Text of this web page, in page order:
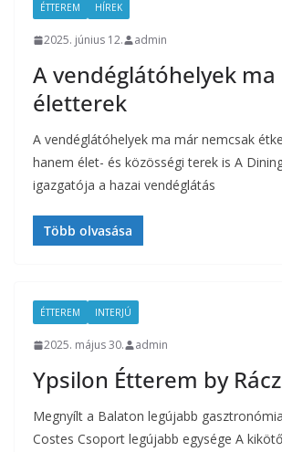
ÉTTEREM HÍREK
2025. június 12. admin
A vendéglátóhelyek
életterek
A vendéglátóhelyek ma már nemcsak
hanem élet- és közösségi terek is A
igazgatója a hazai vendéglátás
Több olvasása
ÉTTEREM INTERJÚ
2025. május 30. admin
Ypsilon Étterem by
Megnyílt a Balaton legújabb
Costes Csoport legújabb egysége A